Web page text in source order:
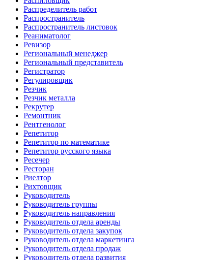
Распределитель работ
Распространитель
Распространитель листовок
Реаниматолог
Ревизор
Региональный менеджер
Региональный представитель
Регистратор
Регулировщик
Резчик
Резчик металла
Рекрутер
Ремонтник
Рентгенолог
Репетитор
Репетитор по математике
Репетитор русского языка
Ресечер
Ресторан
Риелтор
Рихтовщик
Руководитель
Руководитель группы
Руководитель направления
Руководитель отдела аренды
Руководитель отдела закупок
Руководитель отдела маркетинга
Руководитель отдела продаж
Руководитель отдела развития